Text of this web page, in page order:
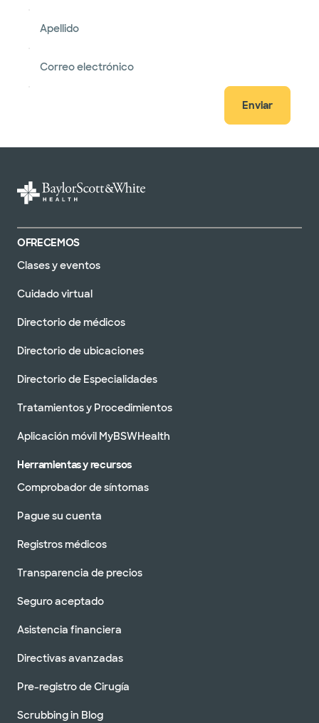
Apellido
Correo electrónico
Enviar
OFRECEMOS
Clases y eventos
Cuidado virtual
Directorio de médicos
Directorio de ubicaciones
Directorio de Especialidades
Tratamientos y Procedimientos
Aplicación móvil MyBSWHealth
Herramientas y recursos
Comprobador de síntomas
Pague su cuenta
Registros médicos
Transparencia de precios
Seguro aceptado
Asistencia financiera
Directivas avanzadas
Pre-registro de Cirugía
Scrubbing in Blog